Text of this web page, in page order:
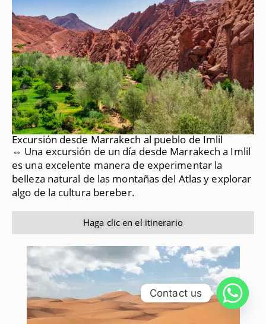
Excursión desde Marrakech al pueblo de Imlil
⇔ Una excursión de un día desde Marrakech a Imlil
es una excelente manera de experimentar la
belleza natural de las montañas del Atlas y explorar
algo de la cultura bereber.
Haga clic en el itinerario
Contact us